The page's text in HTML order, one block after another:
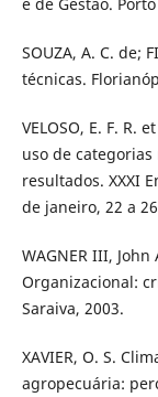
SOUZA, A. C. de;
técnicas.
VELOSO, E. F. R.
uso de
resultados. XXXI
de janeiro, 22 a
WAGNER III, John
Organizacional:
Saraiva, 2003.
XAVIER, O. S.
agropecuária: